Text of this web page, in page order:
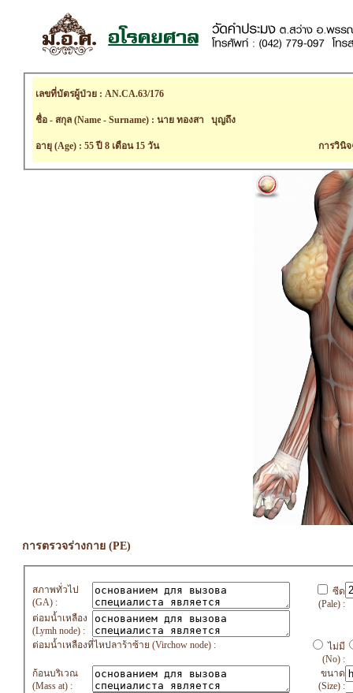
เลขที่บัตรผู้ป่วย : AN.CA.63/176
ชื่อ - สกุล (Name - Surname) : นาย ทองสา บุญถึง
อายุ (Age) : 55 ปี 8 เดือน 15 วัน การวินิ
การตรวจร่างกาย (PE)
สภาพทั่วไป
(GA) :
ซีด
(Pale) :
ต่อมน้ำเหลือง
(Lymh node) :
ต่อมน้ำเหลืองที่ไหปลาร้าซ้าย (Virchow node) :
ไม่มี
(No) :
ก้อนบริเวณ
(Mass at) :
ขนาด
(Size) :